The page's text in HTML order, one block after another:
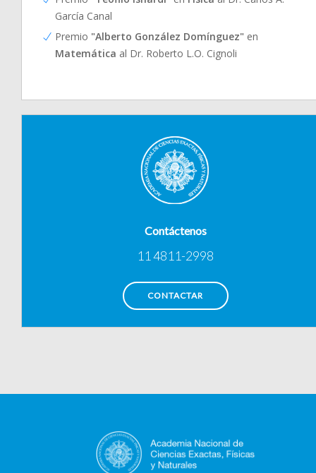
García Canal
Premio "Alberto González Domínguez" en
Matemática al Dr. Roberto L.O. Cignoli
Contáctenos
11 4811-2998
CONTACTAR